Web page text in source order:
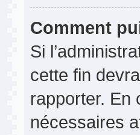
Comment
Si
cette fin
rapporter. En
nécessaires